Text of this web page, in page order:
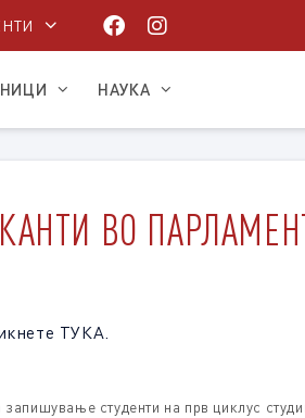
НАУКА
ВО
ТУКА.
студенти на прв циклус